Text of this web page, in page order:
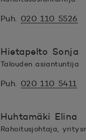
Puh. 020 110 5526
Hietapelto Sonja
Talouden asiantuntija
Puh. 020 110 5411
Huhtamäki Elina
Rahoitusjohtaja,